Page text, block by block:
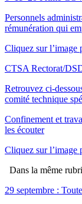
Personnels
rémunération qui
Cliquez sur l’image
CTSA Rectorat/
Retrouvez ci-
comité technique
Confinement et
les écouter
Cliquez sur l’image
Dans la même
29 septembre :